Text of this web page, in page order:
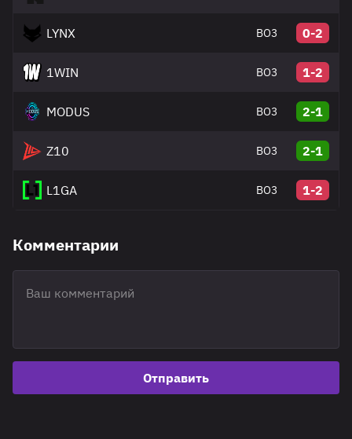
LYNX BO3 0-2
1WIN BO3 1-2
MODUS BO3 2-1
Z10 BO3 2-1
L1GA BO3 1-2
Комментарии
Отправить